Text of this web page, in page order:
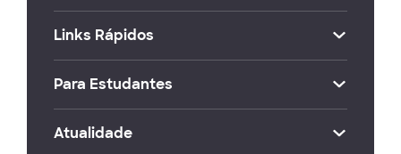
Links Rápidos
Para Estudantes
Atualidade